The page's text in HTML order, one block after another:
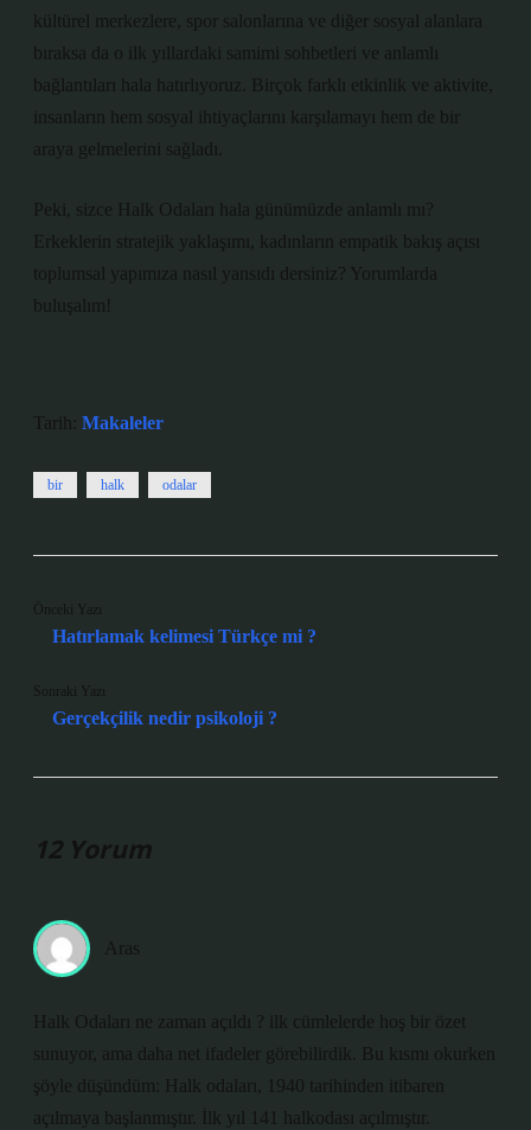
kültürel merkezlere, spor salonlarına ve diğer sosyal alanlara
bıraksa da o ilk yıllardaki samimi sohbetleri ve anlamlı
bağlantıları hala hatırlıyoruz. Birçok farklı etkinlik ve aktivite,
insanların hem sosyal ihtiyaçlarını karşılamayı hem de bir
araya gelmelerini sağladı.
Peki, sizce Halk Odaları hala günümüzde anlamlı mı?
Erkeklerin stratejik yaklaşımı, kadınların empatik bakış açısı
toplumsal yapımıza nasıl yansıdı dersiniz? Yorumlarda
buluşalım!
Tarih: Makaleler
bir halk odalar
Önceki Yazı
Hatırlamak kelimesi Türkçe mi ?
Sonraki Yazı
Gerçekçilik nedir psikoloji ?
12 Yorum
Aras
Halk Odaları ne zaman açıldı ? ilk cümlelerde hoş bir özet
sunuyor, ama daha net ifadeler görebilirdik. Bu kısmı okurken
şöyle düşündüm: Halk odaları, 1940 tarihinden itibaren
açılmaya başlanmıştır. İlk yıl 141 halkodası açılmıştır.